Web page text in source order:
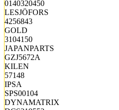
0140320450
LESJÖFORS
4256843
GOLD
3104150
JAPANPARTS
GZJ5672A
KILEN
57148
IPSA
SPS00104
DYNAMATRIX